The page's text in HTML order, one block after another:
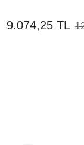
9.074,25 TL